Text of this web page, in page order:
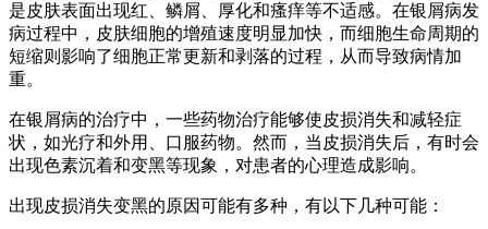
是皮肤表面出现红、鳞屑、厚化和瘙痒等不适感。在银屑病发
病过程中，皮肤细胞的增殖速度明显加快，而细胞生命周期的
短缩则影响了细胞正常更新和剥落的过程，从而导致病情加
重。
在银屑病的治疗中，一些药物治疗能够使皮损消失和减轻症
状，如光疗和外用、口服药物。然而，当皮损消失后，有时会
出现色素沉着和变黑等现象，对患者的心理造成影响。
出现皮损消失变黑的原因可能有多种，有以下几种可能：